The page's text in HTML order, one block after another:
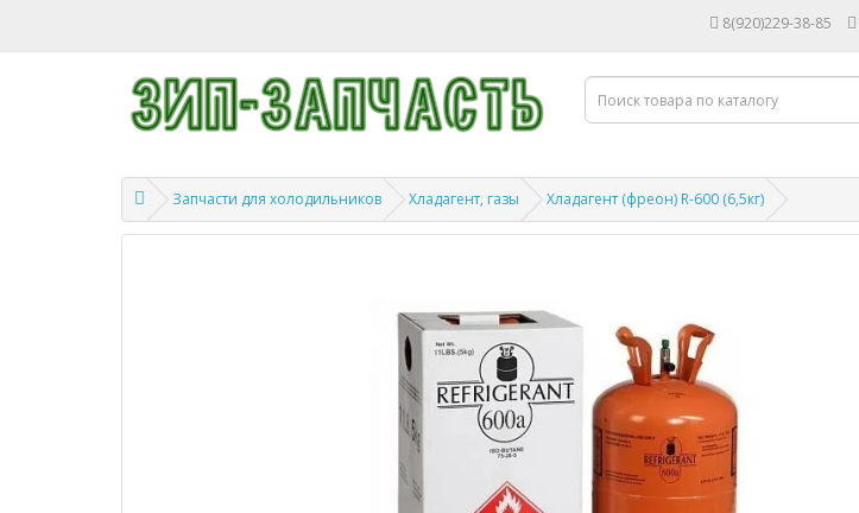
8(920)229-38-85
Запчасти для холодильников Хладагент, газы Хладагент (фреон) R-600 (6,5кг)